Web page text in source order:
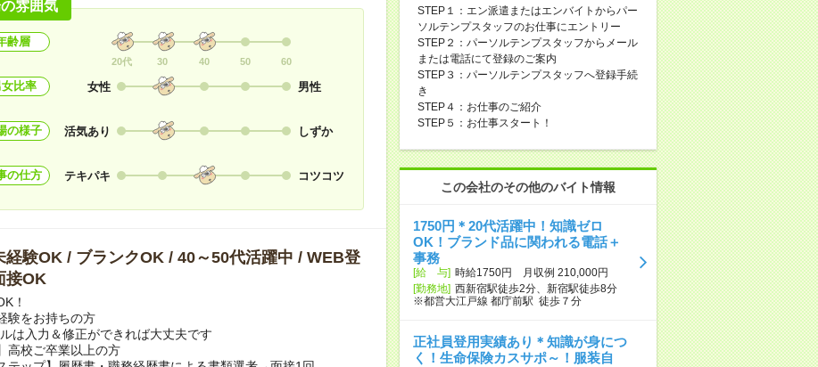
雰囲気
齢層
20代 30 40 50 60
女比率 女性 男性
の様子 活気あり しずか
の仕方 テキパキ コツコツ
経験OK / ブランクOK / 40～50代活躍中 / WEB登
接OK
！
験をお持ちの方
は入力＆修正ができれば大丈夫です
高校ご卒業以上の方
STEP１：エン派遣またはエンバイトからパー
ソルテンプスタッフのお仕事にエントリー
STEP２：パーソルテンプスタッフからメール
または電話にて登録のご案内
STEP３：パーソルテンプスタッフへ登録手続
き
STEP４：お仕事のご紹介
STEP５：お仕事スタート！
この会社のその他のバイト情報
1750円＊20代活躍中！知識ゼロ
OK！ブランド品に関われる電話＋
事務
[給 与] 時給1750円 月収例 210,000円
[勤務地] 西新宿駅徒歩2分、新宿駅徒歩8分
※都営大江戸線 都庁前駅 徒歩７分
正社員登用実績あり＊知識が身につ
く！生命保険カスサポ～！服装自